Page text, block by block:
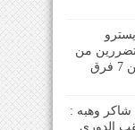
من
شاكر وهبه :
الدوري